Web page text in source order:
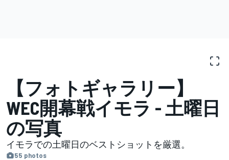
【フォトギャラリー】
WEC開幕戦イモラ - 土曜日
の写真
イモラでの土曜日のベストショットを厳選。
55 photos